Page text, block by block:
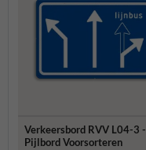
Verkeersbord RVV L04-3 -
Pijlbord Voorsorteren